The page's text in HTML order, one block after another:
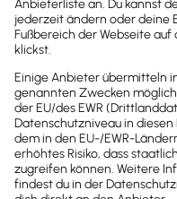
Shopware von
shopqueue sorgt als
Umsätze aus
Office gebucht